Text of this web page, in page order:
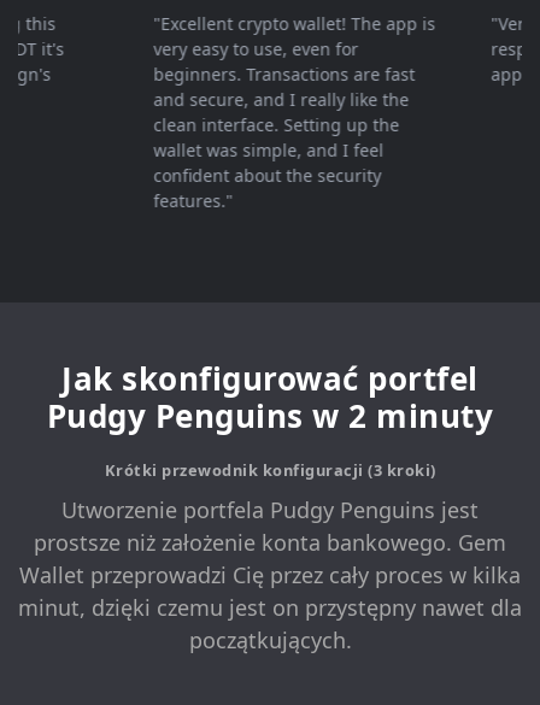
it's
"Excellent crypto wallet! The app is
very easy to use, even for
beginners. Transactions are fast
and secure, and I really like the
clean interface. Setting up the
wallet was simple, and I feel
confident about the security
features."
"Very
Jak skonfigurować portfel
Pudgy Penguins w 2 minuty
Krótki przewodnik konfiguracji (3 kroki)
Utworzenie portfela Pudgy Penguins jest
prostsze niż założenie konta bankowego. Gem
Wallet przeprowadzi Cię przez cały proces w kilka
minut, dzięki czemu jest on przystępny nawet dla
początkujących.